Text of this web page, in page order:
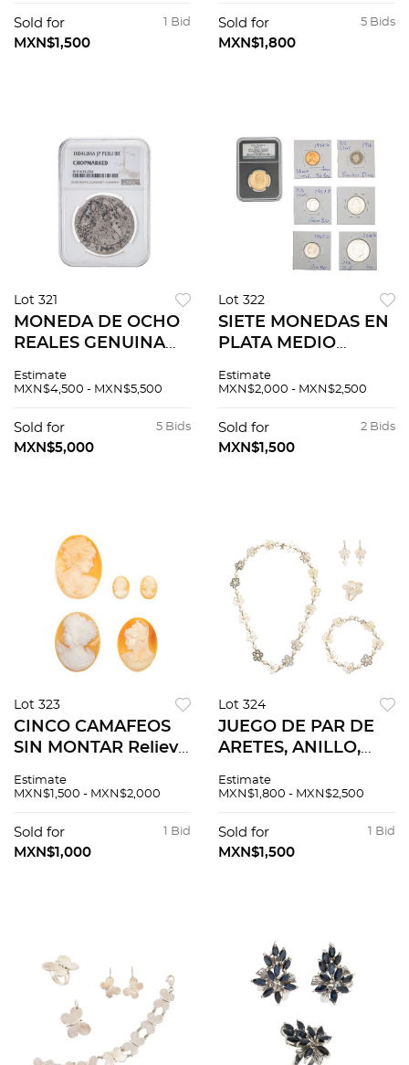
CAZADOR" Peso: 0.8
g Anverso: Escudo
1 Bid
Sold for
MXN$1,500
CAZADOR EN ORO
AMARILLO DE 14K Y
5 Bids
Sold for
MXN$1,800
Lot 321
MONEDA DE OCHO
REALES GENUINA
LA NGC Moneda en
Certificado por NGC
#: 8191674-054
Estimate
MXN$4,500 - MXN$5,500
5 Bids
Sold for
MXN$5,000
Lot 322
SIETE MONEDAS EN
PLATA MEDIO
KENNEDY, FIVE
BARBER DIME,
VEINTICINCO
Estimate
MXN$2,000 - MXN$2,500
2 Bids
Sold for
MXN$1,500
Lot 323
CINCO CAMAFEOS
SIN MONTAR Relieve
aplicaciones de
cm x 1.3 cm aprox y
4.9 cm x 3.6 cm
Estimate
MXN$1,500 - MXN$2,000
1 Bid
Sold for
MXN$1,000
Lot 324
JUEGO DE PAR DE
ARETES, ANILLO,
GARGANTILLA
PERLAS CULTIVAS
EN PLATA .925
Estimate
MXN$1,800 - MXN$2,500
1 Bid
Sold for
MXN$1,500